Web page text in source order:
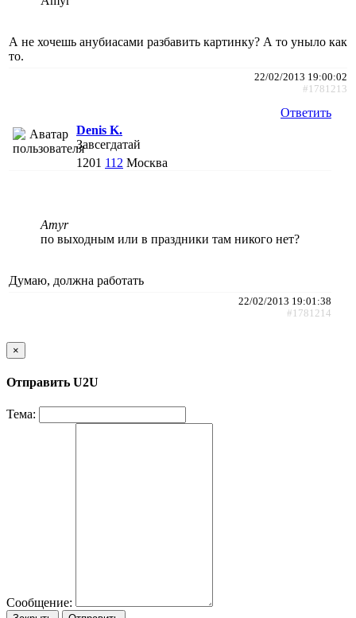
А не хочешь анубиасами разбавить картинку? А то уныло как
то.
22/02/2013 19:00:02
#1781213
Ответить
Denis K.
Завсегдатай
1201 112 Москва
Amyr
по выходным или в праздники там никого нет?
Думаю, должна работать
22/02/2013 19:01:38
#1781214
×
Отправить U2U
Тема:
Сообщение: